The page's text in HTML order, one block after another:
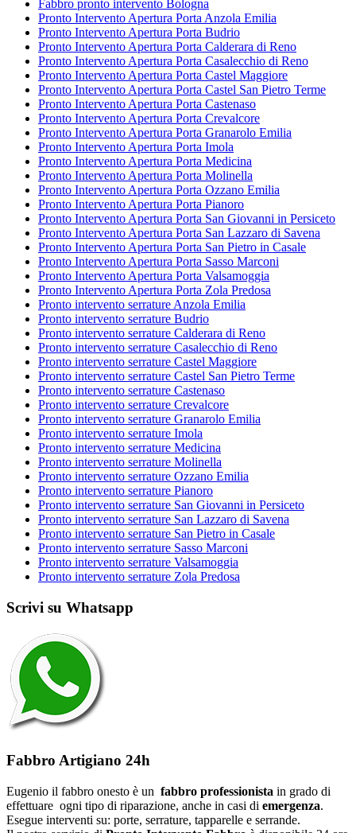
Fabbro pronto intervento Bologna
Pronto Intervento Apertura Porta Anzola Emilia
Pronto Intervento Apertura Porta Budrio
Pronto Intervento Apertura Porta Calderara di Reno
Pronto Intervento Apertura Porta Casalecchio di Reno
Pronto Intervento Apertura Porta Castel Maggiore
Pronto Intervento Apertura Porta Castel San Pietro Terme
Pronto Intervento Apertura Porta Castenaso
Pronto Intervento Apertura Porta Crevalcore
Pronto Intervento Apertura Porta Granarolo Emilia
Pronto Intervento Apertura Porta Imola
Pronto Intervento Apertura Porta Medicina
Pronto Intervento Apertura Porta Molinella
Pronto Intervento Apertura Porta Ozzano Emilia
Pronto Intervento Apertura Porta Pianoro
Pronto Intervento Apertura Porta San Giovanni in Persiceto
Pronto Intervento Apertura Porta San Lazzaro di Savena
Pronto Intervento Apertura Porta San Pietro in Casale
Pronto Intervento Apertura Porta Sasso Marconi
Pronto Intervento Apertura Porta Valsamoggia
Pronto Intervento Apertura Porta Zola Predosa
Pronto intervento serrature Anzola Emilia
Pronto intervento serrature Budrio
Pronto intervento serrature Calderara di Reno
Pronto intervento serrature Casalecchio di Reno
Pronto intervento serrature Castel Maggiore
Pronto intervento serrature Castel San Pietro Terme
Pronto intervento serrature Castenaso
Pronto intervento serrature Crevalcore
Pronto intervento serrature Granarolo Emilia
Pronto intervento serrature Imola
Pronto intervento serrature Medicina
Pronto intervento serrature Molinella
Pronto intervento serrature Ozzano Emilia
Pronto intervento serrature Pianoro
Pronto intervento serrature San Giovanni in Persiceto
Pronto intervento serrature San Lazzaro di Savena
Pronto intervento serrature San Pietro in Casale
Pronto intervento serrature Sasso Marconi
Pronto intervento serrature Valsamoggia
Pronto intervento serrature Zola Predosa
Scrivi su Whatsapp
Fabbro Artigiano 24h
Eugenio il fabbro onesto è un fabbro professionista in grado di
effettuare ogni tipo di riparazione, anche in casi di emergenza.
Esegue interventi su: porte, serrature, tapparelle e serrande.